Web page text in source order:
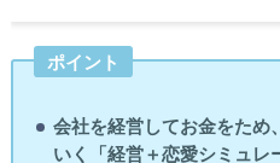
ポイント
会社を経営してお金をため
いく「経営＋恋愛シミュレ